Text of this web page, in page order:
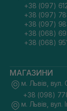
+38 (097)
+38 (097)
+38 (097)
+38 (068)
+38 (068)
МАГАЗИНИ
м. Львів,
+38 (098)
м. Львів, вул.